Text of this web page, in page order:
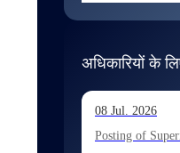
13 Jul. 2026
Allocation of
अधिकारियों के
08 Jul. 2026
Posting of